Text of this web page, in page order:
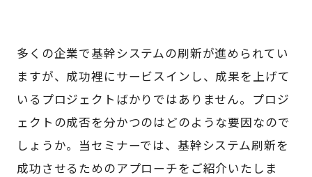
多くの企業で基幹システムの刷新が進められてい
ますが、成功裡にサービスインし、成果を上げて
いるプロジェクトばかりではありません。プロジ
ェクトの成否を分かつのはどのような要因なので
しょうか。当セミナーでは、基幹システム刷新を
成功させるためのアプローチをご紹介いたしま